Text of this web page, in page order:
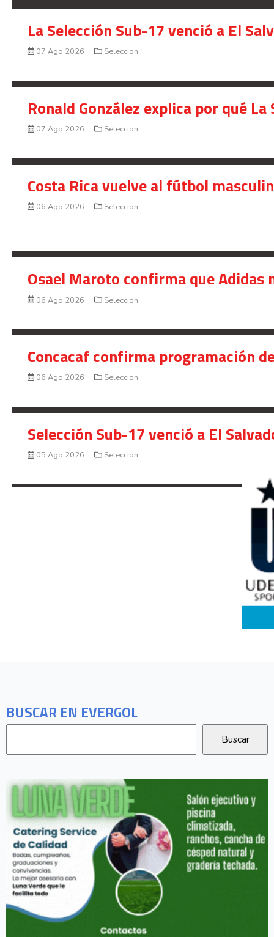
BUSCAR EN EVERGOL
La Selección Sub-17 venció a El
07 Ago 2026 Seleccion
Ronald González explica por qué
07 Ago 2026 Seleccion
Costa Rica vuelve al fútbol
06 Ago 2026 Seleccion
Osael Maroto confirma que Adidas
06 Ago 2026 Seleccion
Concacaf confirma programación
06 Ago 2026 Seleccion
Selección Sub-17 venció a El
05 Ago 2026 Seleccion